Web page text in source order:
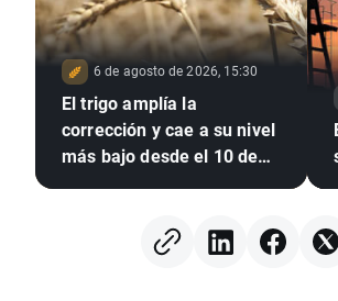
6 de agosto de 2026, 15:30
El trigo amplía la
corrección y cae a su nivel
más bajo desde el 10 de